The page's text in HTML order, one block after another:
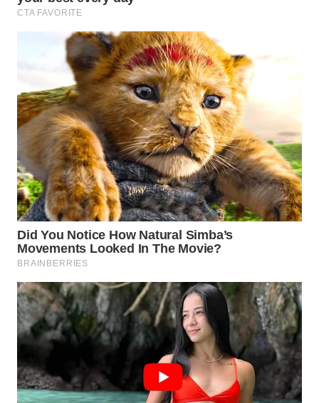
WN
KARAWANG
WN
BEKASI
WN
BOGOR
WN
DEPOK
TAPANULI
UTARA
WN
WN